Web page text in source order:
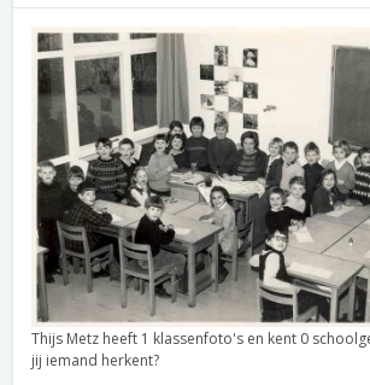
Thijs Metz heeft 1 klassenfoto's en kent 0
jij iemand herkent?